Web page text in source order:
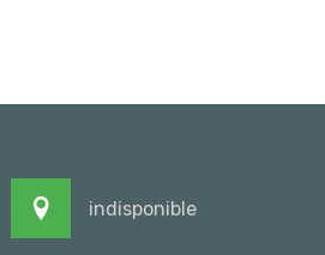
indisponible